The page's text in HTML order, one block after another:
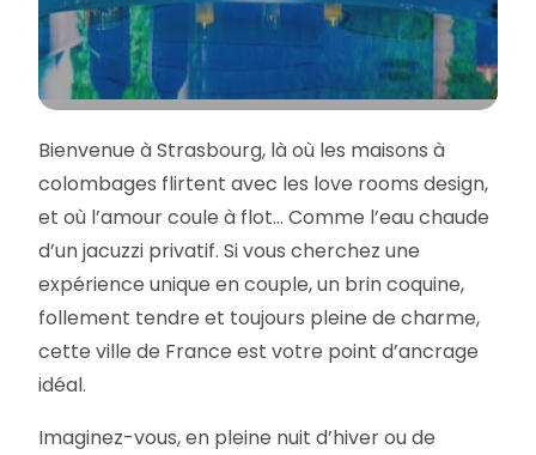
Bienvenue à Strasbourg, là où les maisons à
colombages flirtent avec les love rooms design,
et où l’amour coule à flot… Comme l’eau chaude
d’un jacuzzi privatif. Si vous cherchez une
expérience unique en couple, un brin coquine,
follement tendre et toujours pleine de charme,
cette ville de France est votre point d’ancrage
idéal.
Imaginez-vous, en pleine nuit d’hiver ou de